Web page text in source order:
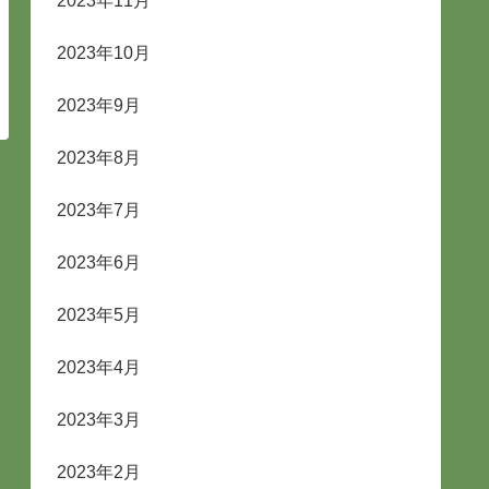
2023年10月
2023年9月
2023年8月
2023年7月
2023年6月
2023年5月
2023年4月
2023年3月
2023年2月